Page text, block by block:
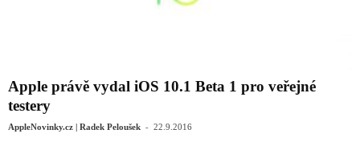
Apple právě vydal iOS 10.1 Beta 1 pro veřejné
testery
AppleNovinky.cz | Radek Peloušek - 22.9.2016